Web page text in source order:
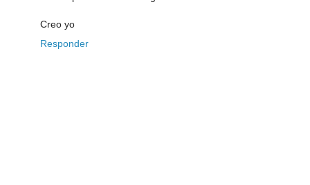
Creo yo
Responder